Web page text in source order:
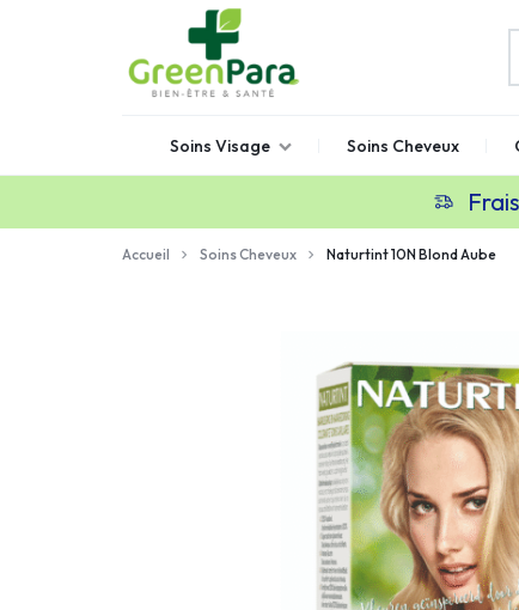
GREENPARA
Parapharmacie
Maroc
Soins Visage Soins Cheveux
Accueil Soins Cheveux Naturtint 10N Blond Aube